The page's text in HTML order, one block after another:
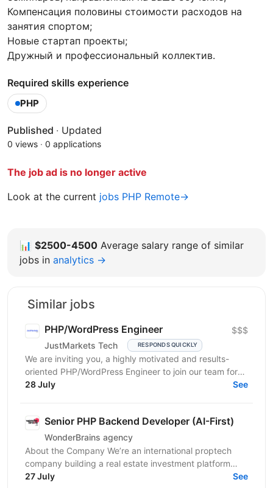
Компенсация половины стоимости расходов на
занятия спортом;
Новые стартап проекты;
Дружный и профессиональный коллектив.
Required skills experience
PHP
Published · Updated
0 views · 0 applications
The job ad is no longer active
Look at the current jobs PHP Remote→
📊 $2500-4500 Average salary range of similar
jobs in analytics →
Similar jobs
PHP/WordPress Engineer
JustMarkets Tech RESPONDS QUICKLY
$$$
We are inviting you, a highly motivated and results-
oriented PHP/WordPress Engineer to join our team for
ensuring solutions, as well as strengthening the...
28 July See
Senior PHP Backend Developer (AI-First)
WonderBrains agency
About the Company We’re an international proptech
company building a real estate investment platform
that enables investors to co-own income-generating...
27 July See